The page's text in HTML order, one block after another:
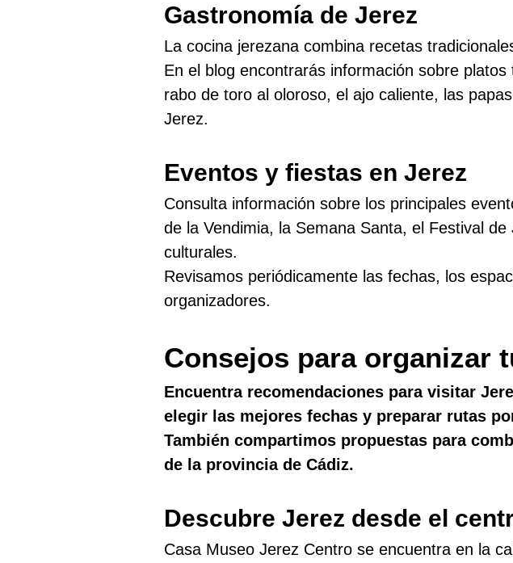
Gastronomía de Jerez
La cocina jerezana combina recetas
En el blog encontrarás información sobre
rabo de toro al oloroso, el ajo caliente, las
Jerez.
Eventos y fiestas en Jerez
Consulta información sobre los principales
de la Vendimia, la Semana Santa, el Festival
culturales.
Revisamos periódicamente las fechas, los
organizadores.
Consejos para organizar
Encuentra recomendaciones para visitar
elegir las mejores fechas y preparar rutas
También compartimos propuestas para
de la provincia de Cádiz.
Descubre Jerez desde el
Casa Museo Jerez Centro se encuentra en la